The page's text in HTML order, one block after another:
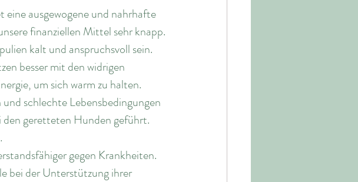
eine ausgewogene und nahrhafte
finanziellen Mittel sehr knapp.
kalt und anspruchsvoll sein.
besser mit den widrigen
um sich warm zu halten.
und schlechte Lebensbedingungen
den geretteten Hunden geführt.
gegen Krankheiten.
bei der Unterstützung ihrer